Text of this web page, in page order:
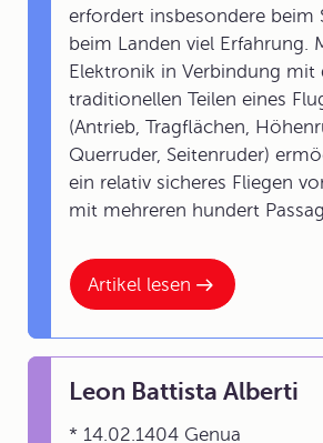
Artikel lesen
erfordert insbesondere beim
beim Landen viel Erfahrung.
Elektronik in Verbindung mit
traditionellen Teilen eines
(Antrieb, Tragflächen,
Querruder, Seitenruder)
ein relativ sicheres Fliegen
mit mehreren hundert
Leon Battista Alberti
* 14.02.1404 Genua